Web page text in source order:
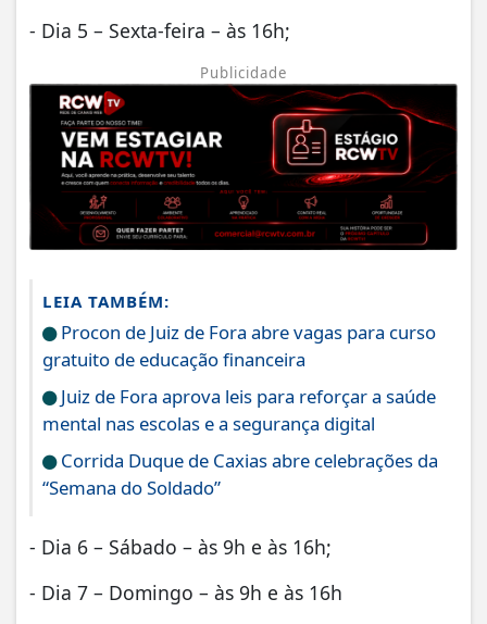
- Dia 5 – Sexta-feira – às 16h;
Publicidade
LEIA TAMBÉM:
Procon de Juiz de Fora abre vagas para curso
gratuito de educação financeira
Juiz de Fora aprova leis para reforçar a saúde
mental nas escolas e a segurança digital
Corrida Duque de Caxias abre celebrações da
“Semana do Soldado”
- Dia 6 – Sábado – às 9h e às 16h;
- Dia 7 – Domingo – às 9h e às 16h